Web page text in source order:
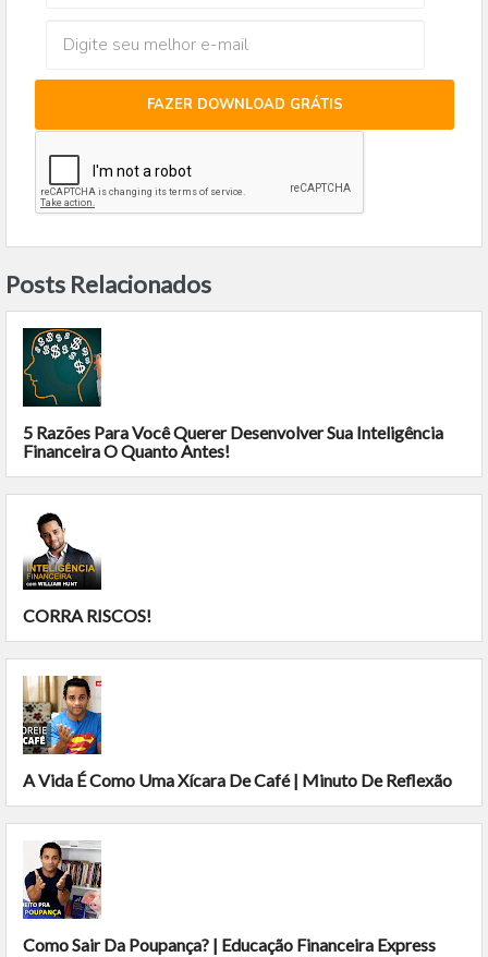
FAZER DOWNLOAD GRÁTIS
Posts Relacionados
5 Razões Para Você Querer Desenvolver Sua Inteligência
Financeira O Quanto Antes!
CORRA RISCOS!
A Vida É Como Uma Xícara De Café | Minuto De Reflexão
Como Sair Da Poupança? | Educação Financeira Express